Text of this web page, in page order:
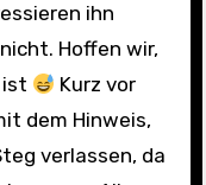
ihn
Hoffen wir,
ist
Kurz vor
dem Hinweis,
verlassen, da